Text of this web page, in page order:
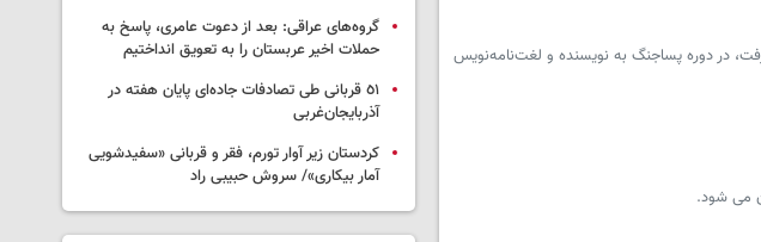
در دوره پساجنگ به نویسنده و لغت‌نامه‌نویس
گروه‌های عراقی: بعد از دعوت عامری، پاسخ به
حملات اخیر عربستان را به تعویق انداختیم
٥١ قربانی طی تصادفات جاده‌ای پایان هفته در
آذربایجان‌غربی
کردستان زیر آوار تورم، فقر و قربانی «سفیدشویی
آمار بیکاری»/ سروش حبیبی راد